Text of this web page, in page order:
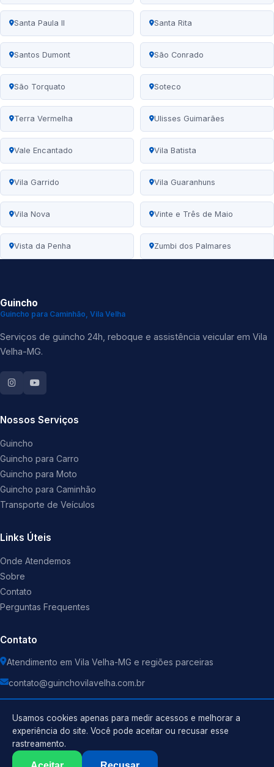
Santa Paula II Santa Rita
Santos Dumont São Conrado
São Torquato Soteco
Terra Vermelha Ulisses Guimarães
Vale Encantado Vila Batista
Vila Garrido Vila Guaranhuns
Vila Nova Vinte e Três de Maio
Vista da Penha Zumbi dos Palmares
Guincho
Guincho para Caminhão, Vila Velha
Serviços de guincho 24h, reboque e assistência veicular em Vila
Velha-MG.
Nossos Serviços
Guincho
Guincho para Carro
Guincho para Moto
Guincho para Caminhão
Transporte de Veículos
Links Úteis
Onde Atendemos
Sobre
Contato
Perguntas Frequentes
Contato
Atendimento em Vila Velha-MG e regiões parceiras
contato@guinchovilavelha.com.br
Guincho . Todos os direitos reservados.
Usamos cookies apenas para medir acessos e melhorar a
experiência do site. Você pode aceitar ou recusar esse
rastreamento.